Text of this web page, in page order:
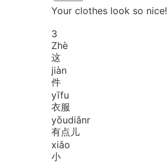
Your clothes look so nice!
3
Zhè
这
jiàn
件
yīfu
衣服
yǒudiǎnr
有点儿
xiǎo
小